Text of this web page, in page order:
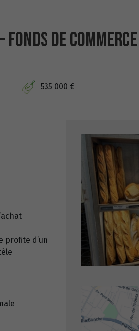
DE
535 000 €
profite d’un